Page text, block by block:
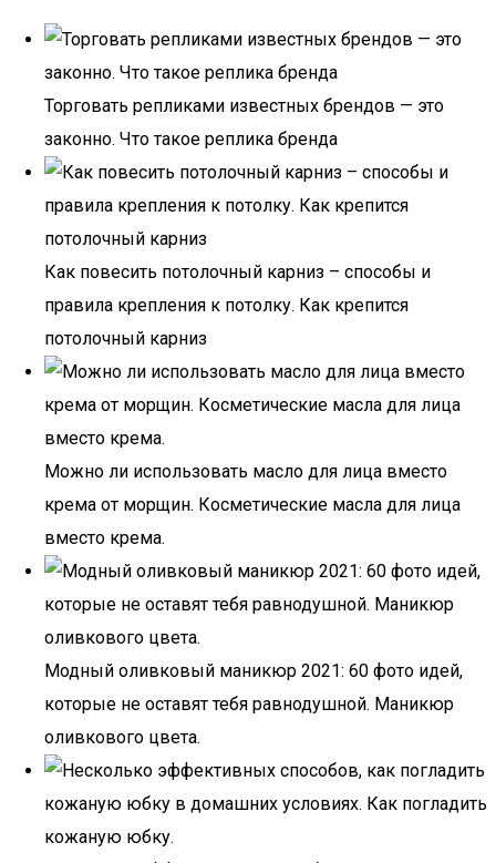
Торговать репликами известных брендов — это
законно. Что такое реплика бренда
Как повесить потолочный карниз – способы и
правила крепления к потолку. Как крепится
потолочный карниз
Можно ли использовать масло для лица вместо
крема от морщин. Косметические масла для лица
вместо крема.
Модный оливковый маникюр 2021: 60 фото идей,
которые не оставят тебя равнодушной. Маникюр
оливкового цвета.